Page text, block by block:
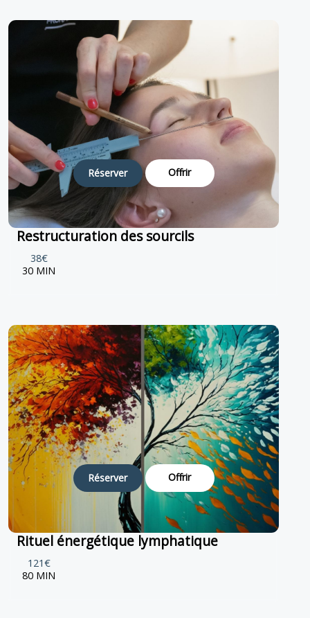
Réserver Offrir
Restructuration des sourcils
38€
30 MIN
Réserver Offrir
Rituel énergétique lymphatique
121€
80 MIN